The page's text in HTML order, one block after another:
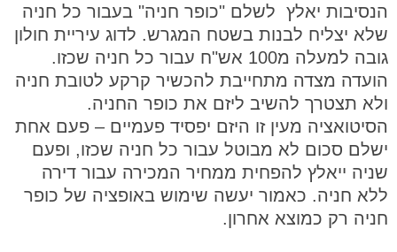
הנסיבות יאלץ לשלם "כופר חניה" בעבור כל חניה
שלא יצליח לבנות בשטח המגרש. לדוג עיריית חולון
גובה למעלה מ100 אש"ח עבור כל חניה שכזו.
הועדה מצדה מתחייבת להכשיר קרקע לטובת חניה
ולא תצטרך להשיב ליזם את כופר החניה.
הסיטואציה מעין זו היזם יפסיד פעמיים – פעם אחת
ישלם סכום לא מבוטל עבור כל חניה שכזו, ופעם
שניה ייאלץ להפחית ממחיר המכירה עבור דירה
ללא חניה. כאמור יעשה שימוש באופציה של כופר
חניה רק כמוצא אחרון.